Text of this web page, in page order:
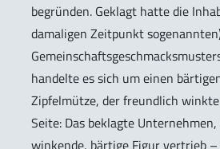
begründen. Geklagt hatte die
damaligen Zeitpunkt
handelte es sich um einen
Zipfelmütze, der freundlich
Seite: Das beklagte
winkende, bärtige Figur vertrieb